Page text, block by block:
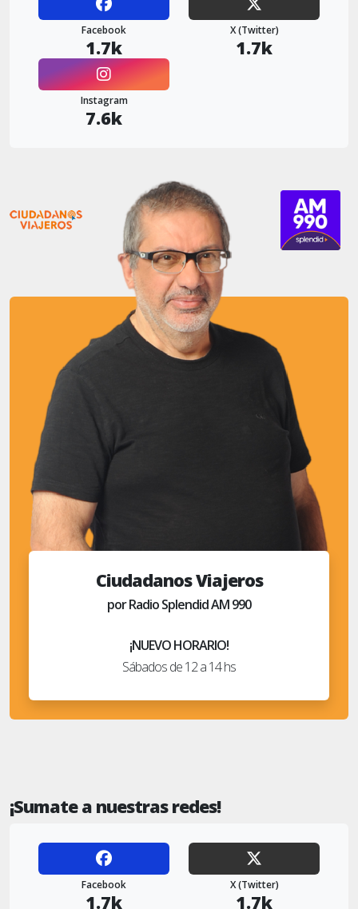
Facebook
1.7k
X (Twitter)
1.7k
Instagram
7.6k
Ciudadanos Viajeros
por Radio Splendid AM 990
¡NUEVO HORARIO!
Sábados de 12 a 14 hs